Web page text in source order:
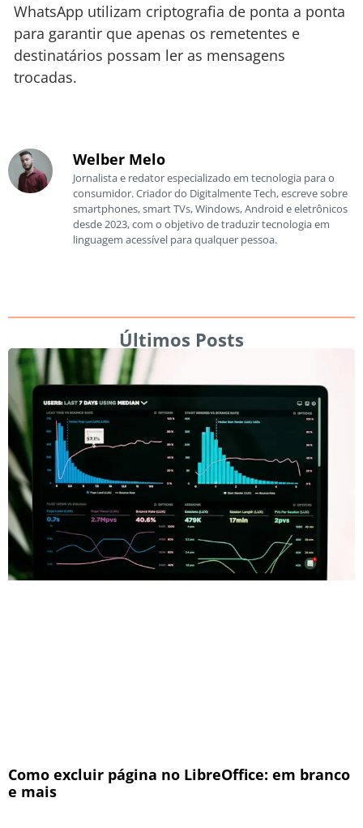
WhatsApp utilizam criptografia de ponta a ponta
para garantir que apenas os remetentes e
destinatários possam ler as mensagens
trocadas.
Welber Melo
Jornalista e redator especializado em tecnologia para o
consumidor. Criador do Digitalmente Tech, escreve sobre
smartphones, smart TVs, Windows, Android e eletrônicos
desde 2023, com o objetivo de traduzir tecnologia em
linguagem acessível para qualquer pessoa.
Últimos Posts
Como excluir página no LibreOffice: em branco
e mais